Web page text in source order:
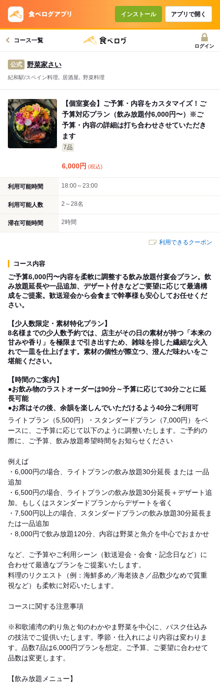
インストール アプリで開く
コース一覧
ログイン
公式 野菜家さい
紀和駅/スペイン料理､ 居酒屋､ 野菜料理
【個室宴会】ご予算・内容をカスタマイズ！ご
予算対応プラン（飲み放題付6,000円〜）※ご
予算・内容の詳細は打ち合わせさせていただき
ます
7品
6,000円 (税込)
利用可能時間 18:00～23:00
利用可能人数 2～28名
滞在可能時間 2時間
利用できるクーポン
コース内容
ご予算6,000円〜内容を柔軟に調整する飲み放題付宴会プラン。飲
み放題延長や一品追加、デザート付きなどご要望に応じて最適構
成をご提案。歓送迎会から会食まで幹事様も安心してお任せくだ
さい。
【少人数限定・素材特化プラン】
8名様までの少人数予約では、店主がその日の素材が持つ「本来の
甘みや香り」を極限まで引き出すため、雑味を排した繊細な火入
れで一皿を仕上げます。素材の個性が際立つ、澄んだ味わいをご
堪能ください。
【時間のご案内】
●お飲み物のラストオーダーは90分～予算に応じて30分ごとに延
長可能
●お席はその後、余韻を楽しんでいただけるよう40分ご利用可
ライトプラン（5,500円）・スタンダードプラン（7,000円）をベ
ースに、ご予算に応じて以下のように調整いたします。ご予約の
際に、ご予算、飲み放題希望時間をお知らせください
例えば
・6,000円の場合、ライトプランの飲み放題30分延長 または 一品
追加
・6,500円の場合、ライトプランの飲み放題30分延長＋デザート追
加。もしくはスタンダードプランからデザートを省く
・7,500円以上の場合、スタンダードプランの飲み放題30分延長ま
たは一品追加
・8,000円で飲み放題120分、内容は野菜と魚介を中心でおまかせ
など、ご予算やご利用シーン（歓送迎会・会食・記念日など）に
合わせて最適なプランをご提案いたします。
料理のリクエスト（例：海鮮多め／海老抜き／品数少なめで質重
視など）も柔軟に対応いたします。
コースに関する注意事項
※和歌浦湾の釣り魚と旬のわかやま野菜を中心に、バスク仕込み
の技法でご提供いたします。季節・仕入れにより内容は変わりま
す。品数7品は6,000円プランを想定。ご予算、ご要望に合わせて
品数は変更します。
【飲み放題メニュー】
コースで使えるクーポン
戻る
クーポンを利用せず予約する